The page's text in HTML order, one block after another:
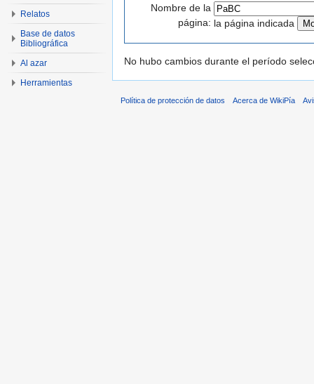
Nombre de la
página: la página indicada
No hubo cambios durante el período
Relatos
Base de datos
Bibliográfica
Al azar
Herramientas
Política de protección de datos Acerca de WikiPía